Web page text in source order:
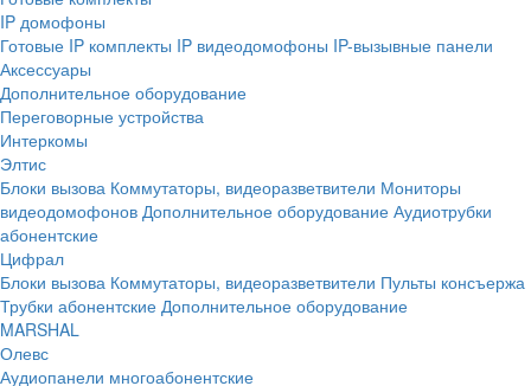
IP домофоны
Готовые IP комплекты IP видеодомофоны IP-вызывные панели
Аксессуары
Дополнительное оборудование
Переговорные устройства
Интеркомы
Элтис
Блоки вызова Коммутаторы, видеоразветвители Мониторы
видеодомофонов Дополнительное оборудование Аудиотрубки
абонентские
Цифрал
Блоки вызова Коммутаторы, видеоразветвители Пульты консъержа
Трубки абонентские Дополнительное оборудование
MARSHAL
Олевс
Аудиопанели многоабонентские